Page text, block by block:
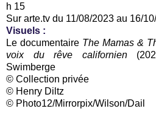
h 15
Sur arte.tv du 11/08/2023 au 16/
Visuels :
Le documentaire The Mamas &
voix du rêve californien
Swimberge
© Collection privée
© Henry Diltz
© Photo12/Mirrorpix/Wilson/Dail